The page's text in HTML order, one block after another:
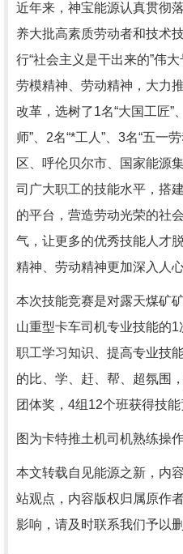
近年来，神宝能源认真贯彻
养大批高素质劳动者和技术
行“社会主义是干出来的”伟
劳模精神、劳动精神，大力
改革，选树了1名“大国工匠”
师”、2名“*工人”、3名“五一
区、呼伦贝尔市、国家能源
司广大职工的技能水平，搭
的平台，营造劳动光荣的社
气，让更多的优秀技能人才
精神、劳动精神更加深入人心
本次技能竞赛是对露天煤矿
山重型卡车司机专业技能的
职工学习知识、提高专业技
的比、学、赶、帮、超氛围
团体奖，4组12个班获得技能
图为卡特推土机司机熟练操
本文转载自见能源之新，内
站观点，内容版权归属原作
影响，请及时联系我们予以删